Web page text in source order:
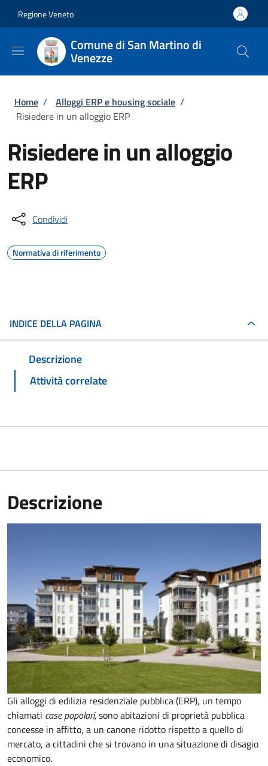
Regione Veneto
Comune di San Martino di
Venezze
Briciole di pane
Home / Alloggi ERP e housing sociale /
Risiedere in un alloggio ERP
Risiedere in un alloggio
ERP
Condividi
Normativa di riferimento
INDICE DELLA PAGINA
Descrizione
Attività correlate
Descrizione
Gli alloggi di edilizia residenziale pubblica (ERP), un tempo
chiamati case popolari,sono abitazioni di proprietà pubblica
concesse in affitto, a un canone ridotto rispetto a quello di
mercato, a cittadini che si trovano in una situazione di disagio
economico.